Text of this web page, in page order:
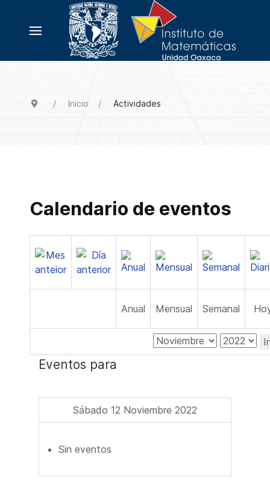
Inicio Actividades
Calendario de eventos
Anual Mensual Semanal
Eventos para
Sábado 12 Noviembre 2022
Sin eventos